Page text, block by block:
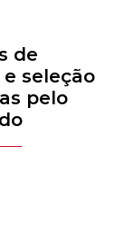
de
seleção
pelo